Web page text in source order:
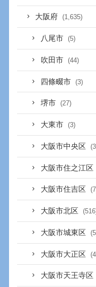
大阪府 (1,635)
八尾市 (5)
吹田市 (44)
四條畷市 (3)
堺市 (27)
大東市 (3)
大阪市中央区
大阪市住之江区
大阪市住吉区
大阪市北区
大阪市城東区
大阪市大正区
大阪市天王寺区